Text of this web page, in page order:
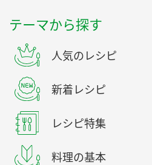
テーマから探す
人気のレシピ
新着レシピ
レシピ特集
料理の基本